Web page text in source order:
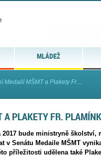
MLÁDEŽ
Medailí MŠMT a Plakety Fr....
PLAKETY FR.
2017 bude ministryně školství,
v Senátu Medaile MŠMT
příležitosti udělena také